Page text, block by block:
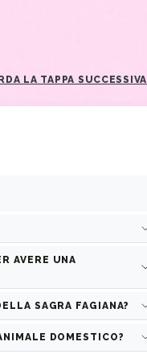
LA TAPPA SUCCESSIVA
non ha prodotto
AVERE UNA
SAGRA FAGIANA?
DOMESTICO?